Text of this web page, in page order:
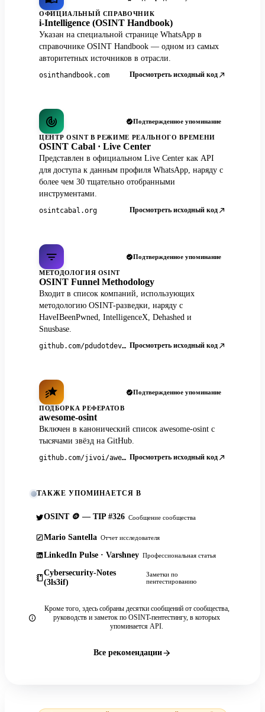
ОФИЦИАЛЬНЫЙ СПРАВОЧНИК
i-Intelligence (OSINT Handbook)
Указан на специальной странице WhatsApp в
справочнике OSINT Handbook — одном из самых
авторитетных источников в отрасли.
osinthandbook.com Просмотреть исходный код
Подтвержденное упоминание
ЦЕНТР OSINT В РЕЖИМЕ РЕАЛЬНОГО ВРЕМЕНИ
OSINT Cabal · Live Center
Представлен в официальном Live Center как API
для доступа к данным профиля WhatsApp, наряду с
более чем 30 тщательно отобранными
инструментами.
osintcabal.org Просмотреть исходный код
Подтвержденное упоминание
МЕТОДОЛОГИЯ OSINT
OSINT Funnel Methodology
Входит в список компаний, использующих
методологию OSINT-разведки, наряду с
HaveIBeenPwned, IntelligenceX, Dehashed и
Snusbase.
github.com/pdudotdev/ofm Просмотреть исходный код
Подтвержденное упоминание
ПОДБОРКА РЕФЕРАТОВ
awesome-osint
Включен в канонический список awesome-osint с
тысячами звёзд на GitHub.
github.com/jivoi/awesome-osint Просмотреть исходный код
ТАКЖЕ УПОМИНАЕТСЯ В
OSINT 🪙 — TIP #326 Сообщение сообщества
Mario Santella Отчет исследователя
LinkedIn Pulse · Varshney Профессиональная статья
Cybersecurity-Notes
(3ls3if)
Заметки по
пентестированию
Кроме того, здесь собраны десятки сообщений от сообщества,
руководств и заметок по OSINT-пентестингу, в которых
упоминается API.
Все рекомендации